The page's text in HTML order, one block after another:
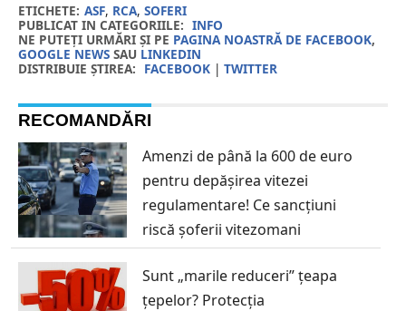
ETICHETE: ASF, RCA, SOFERI
PUBLICAT IN CATEGORIILE: INFO
NE PUTEȚI URMĂRI ȘI PE PAGINA NOASTRĂ DE FACEBOOK,
GOOGLE NEWSSAU LINKEDIN
DISTRIBUIE ȘTIREA: FACEBOOK| TWITTER
RECOMANDĂRI
Amenzi de până la 600 de euro
pentru depășirea vitezei
regulamentare! Ce sancțiuni
riscă șoferii vitezomani
Sunt „marile reduceri” țeapa
țepelor? Protecția